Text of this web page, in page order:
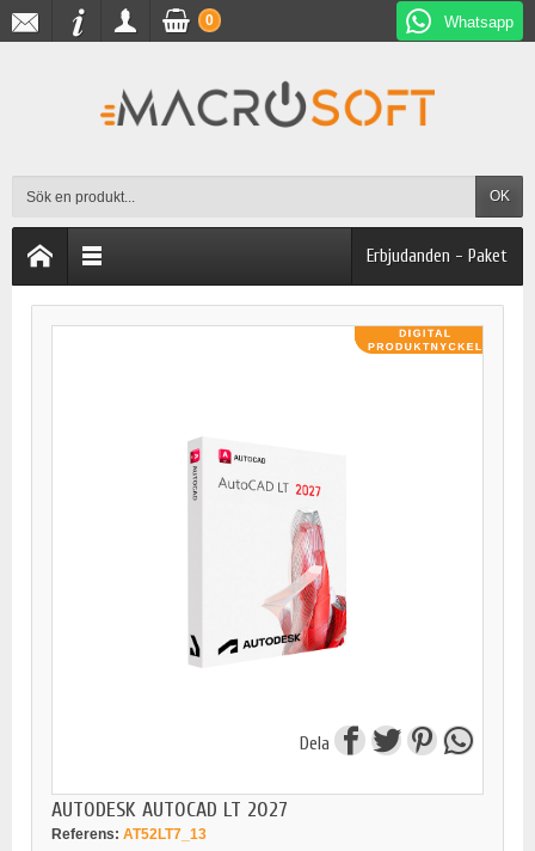
Whatsapp
OK
0
Erbjudanden - Paket
Dela
AUTODESK AUTOCAD LT 2027
Referens: AT52LT7_13